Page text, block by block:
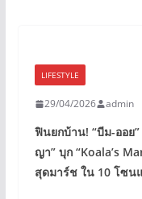
LIFESTYLE
29/04/2026 admin
ฟินยกบ้าน! “บีม-ออย”
ญา”บุก “Koala’s
สุดมาร์ช ใน 10โซน